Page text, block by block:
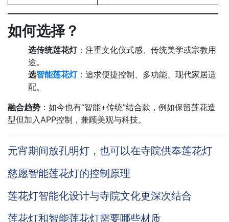
如何选择？
选传统莲花灯：注重文化仪式感、传统美学或宗教用
途。
选智能莲花灯：追求便捷控制、多功能、现代家居适
配。
融合趋势 ：如今也有“智能+传统”结合款，例如保留莲花造
型但加入APP控制，兼顾美观与科技。
元宵期间放孔明灯，也可以在寺院供奉莲花灯
慈愿智能莲花灯的控制原理
莲花灯智能化设计与寺院文化更深次结合
莲花灯和智能莲花灯需要哪些材质